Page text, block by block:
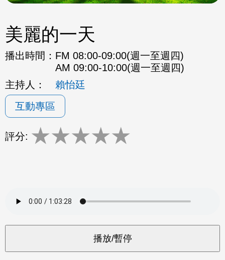
美麗的一天
播出時間： FM 08:00-09:00(週一至週四)
AM 09:00-10:00(週一至週四)
主持人：
賴怡廷
互動專區
評分: ★★★★★